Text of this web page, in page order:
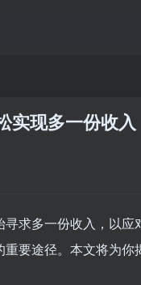
现多一份收入
求多一份收入，以
要途径。本文将为